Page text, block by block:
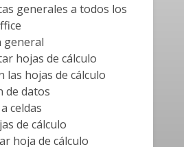
generales a todos los
general
hojas de cálculo
las hojas de cálculo
de datos
celdas
de cálculo
hoja de cálculo